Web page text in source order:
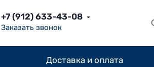
+7 (912) 633-43-08
Заказать звонок
Доставка и оплата